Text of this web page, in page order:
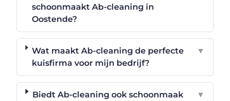
schoonmaakt Ab-cleaning in
Oostende?
Wat maakt Ab-cleaning de perfecte
kuisfirma voor mijn bedrijf?
▼
Biedt Ab-cleaning ook schoonmaak
▼